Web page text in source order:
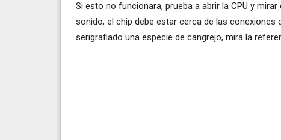
Si esto no funcionara, prueba a abrir la CPU y
sonido, el chip debe estar cerca de las conexiones
serigrafiado una especie de cangrejo, mira la